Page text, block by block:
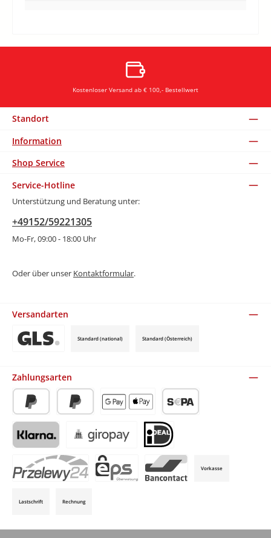
Kostenloser Versand ab € 100,- Bestellwert
Standort
Information
Shop Service
Service-Hotline
Unterstützung und Beratung unter:
+49152/59221305
Mo-Fr, 09:00 - 18:00 Uhr
Oder über unser Kontaktformular.
Versandarten
Standard (national) Standard (Österreich)
Zahlungsarten
PayPal Später BezahlenApple Pay / Google Pay (via Stripe)
SEPA-Lastschrift (via Stripe)
Klarna (via Stripe)Giropay (via Stripe) iDeal (via Stripe)
Vorkasse
Lastschrift Rechnung